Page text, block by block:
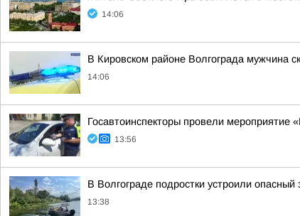
14:06
В Кировском районе Волгограда мужчина
14:06
Госавтоинспекторы провели мероприятие
13:56
В Волгограде подростки устроили
13:38